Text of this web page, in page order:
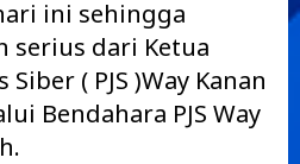
ini sehingga
serius dari Ketua
( PJS )Way Kanan
Bendahara PJS Way